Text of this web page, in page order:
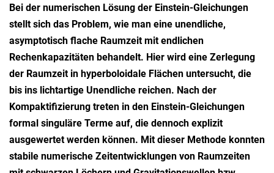
Bei der numerischen Lösung der Einstein-Gleichungen
stellt sich das Problem, wie man eine unendliche,
asymptotisch flache Raumzeit mit endlichen
Rechenkapazitäten behandelt. Hier wird eine Zerlegung
der Raumzeit in hyperboloidale Flächen untersucht, die
bis ins lichtartige Unendliche reichen. Nach der
Kompaktifizierung treten in den Einstein-Gleichungen
formal singuläre Terme auf, die dennoch explizit
ausgewertet werden können. Mit dieser Methode konnten
stabile numerische Zeitentwicklungen von Raumzeiten